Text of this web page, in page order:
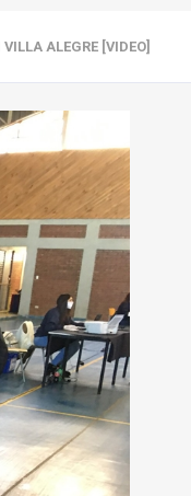
ALEGRE [VIDEO]